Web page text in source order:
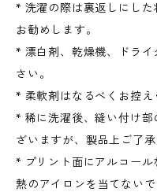
* 洗濯の際は裏返しにし
お勧めします。
* 漂白剤、乾燥機、ドラ
さい。
* 柔軟剤はなるべくお控え
* 稀に洗濯後、縫い付け
ざいますが、製品上ご了承
* プリント面にアルコー
熱のアイロンを当てないで